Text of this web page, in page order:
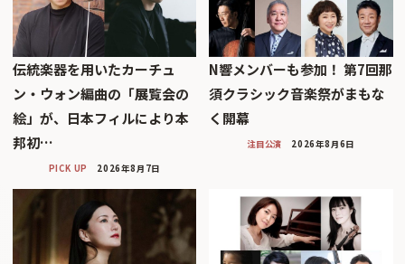
伝統楽器を用いたカーチュ
ン・ウォン編曲の「展覧会の
絵」が、日本フィルにより本
邦初…
PICK UP 2026年8月7日
N響メンバーも参加！ 第7回那
須クラシック音楽祭がまもな
く開幕
注目公演 2026年8月6日